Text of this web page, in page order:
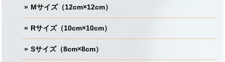
Mサイズ（12cm×12cm）
Rサイズ（10cm×10cm）
Sサイズ（8cm×8cm）